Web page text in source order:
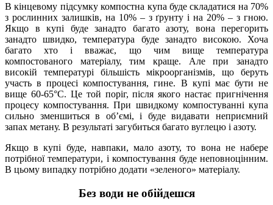
В кінцевому підсумку компостна купа буде складатися на 70%
з рослинних залишків, на 10% – з ґрунту і на 20% – з гною.
Якщо в купі буде занадто багато азоту, вона перегорить
занадто швидко, температура буде занадто високою. Хоча
багато хто і вважає, що чим вище температура
компостованого матеріалу, тим краще. Але при занадто
високій температурі більшість мікроорганізмів, що беруть
участь в процесі компостування, гине. В купі має бути не
вище 60-65°С. Це той поріг, після якого настає пригнічення
процесу компостування. При швидкому компостуванні купа
сильно зменшиться в об’ємі, і буде видавати неприємний
запах метану. В результаті загубиться багато вуглецю і азоту.
Якщо в купі буде, навпаки, мало азоту, то вона не набере
потрібної температури, і компостування буде неповноцінним.
В цьому випадку потрібно додати «зеленого» матеріалу.
Без води не обійдешся